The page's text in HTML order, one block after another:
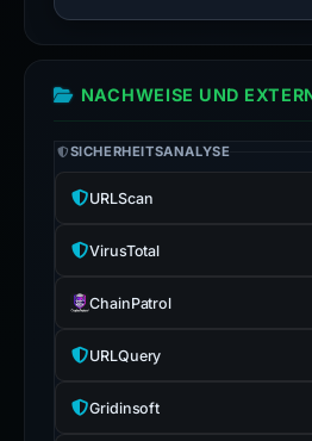
NACHWEISE UND
SICHERHEITSANALYSE
URLScan
VirusTotal
ChainPatrol
URLQuery
Gridinsoft